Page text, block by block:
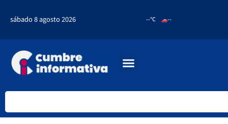
sábado 8 agosto 2026 --°C --